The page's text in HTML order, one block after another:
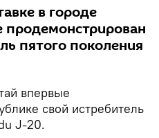
в городе
пятого поколения
впервые
свой истребитель
J-20.